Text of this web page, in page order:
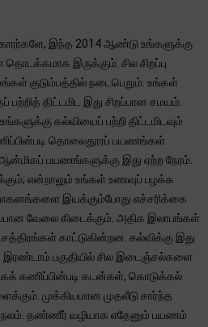
இந்த 2014 ஆண்டு உங்களுக்கு
இருக்கும். சில சிறப்பு
குடும்பத்தில் நடைபெறும். உங்கள்
பற்றித் திட்டமிட இது சிறப்பான சமயம்.
கல்வியைப் பற்றி திட்டமிடவும்
தொலைதூரப் பயணங்கள்
ஆன்மிகப் பயணங்களுக்கு இது ஏற்ற நேரம்.
என்றாலும் உங்கள் உணவுப் பழக்க
இயக்கும்போது எச்சரிக்கை
வேலை கிடைக்கும். அதிக இலாபங்கள்
காட்டுகின்றன. கல்விக்கு இது
இரண்டாம் பகுதியில் சில இடைஞ்சல்களை
கணிப்பின்படி கடன்கள், கொடுக்கல்
முக்கியமான முதலீடு சார்ந்த
நலம். தண்ணீர் வழியாக எதேனும் பயணம்